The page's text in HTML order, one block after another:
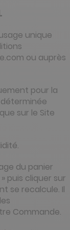
unique
ou auprès
pour la
sur le Site
du panier
puis cliquer sur
se recalcule. Il
Commande.